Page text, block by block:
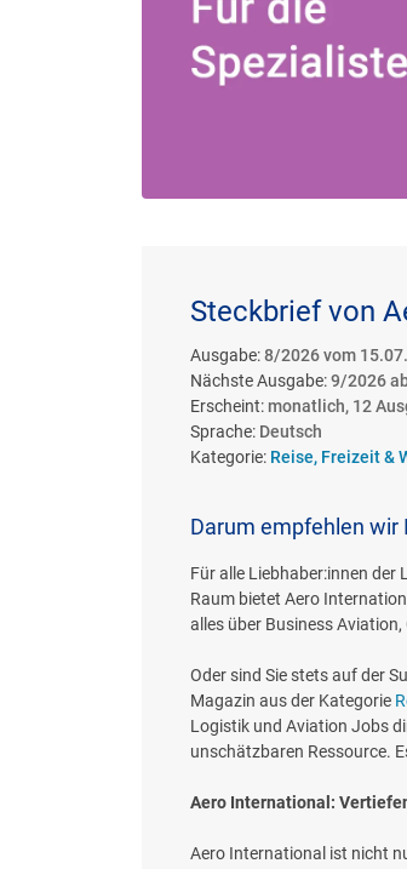
Steckbrief von
Ausgabe:8/2026 vom
Nächste Ausgabe:9/2026
Erscheint: monatlich, 12
Sprache: Deutsch
Kategorie: Reise, Freizeit &
Darum empfehlen wir
Für alle Liebhaber:innen
Raum bietet Aero
alles über Business
Oder sind Sie stets auf der
Magazin aus der Kategorie
Logistik und Aviation Jobs
unschätzbaren Ressource.
Aero International:
Aero International ist nicht